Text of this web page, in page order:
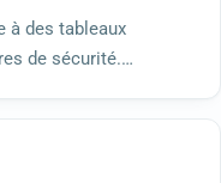
à des tableaux
de sécurité.
générés par IA et
2.